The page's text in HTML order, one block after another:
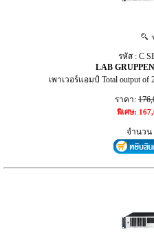
รหัส : C
LAB
เพาเวอร์แอมป์ Total output of
ราคา:
พิเศษ:
จำนวน